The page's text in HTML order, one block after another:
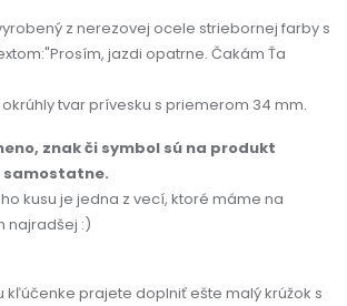
z nerezovej ocele striebornej farby s
jazdi opatrne. Čakám Ťa
tvar prívesku s priemerom 34 mm.
znak či symbol sú na produkt
samostatne.
kusu je jedna z vecí, ktoré máme na
najradšej :)
kľúčenke prajete doplniť ešte malý krúžok s